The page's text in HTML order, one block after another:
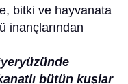
bitki ve hayvanata
inançlarından
bütün kuşlar